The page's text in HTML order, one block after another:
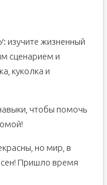
жизненный
сценарием и
куколка и
чтобы помочь
но мир, в
Пришло время